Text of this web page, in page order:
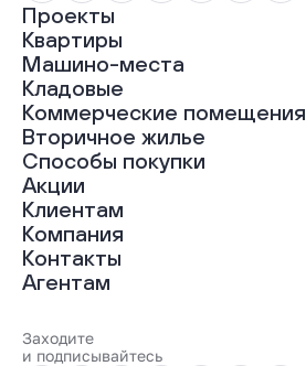
Проекты
Все проекты
ЖК «Абрикос»
ЖК «Гравитация»
ЖК «Грин Гарден»
ЖК «Динамика»
ЖК «Мохито»
ЖК «Современник»
ЖК «Янтарная долина»
Квартиры
Машино-места
Кладовые
Коммерческие помещения
Вторичное жилье
Способы покупки
Выгодная ипотека
Рассрочка
Материнский капитал
Трейд-ин
100% оплата
Акции
Клиентам
Ход строительства
Документы
Выдача ключей
Компания
О нас
Карьера
Реализованные проекты
Вопросы и ответы
Контакты
Агентам
Заходите
и подписывайтесь